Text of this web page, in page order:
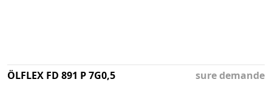
ÖLFLEX FD 891 P 7G0,5 sure demande